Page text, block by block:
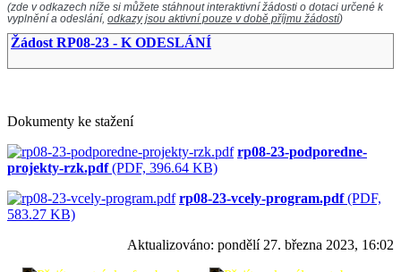
(zde v odkazech níže si můžete stáhnout interaktivní žádosti o dotaci určené k
vyplnění a odeslání, odkazy jsou aktivní pouze v době příjmu žádostí)
Žádost RP08-23 - K ODESLÁNÍ
Dokumenty ke stažení
rp08-23-podporedne-
projekty-rzk.pdf(PDF, 396.64 KB)
rp08-23-vcely-program.pdf(PDF,
583.27 KB)
Aktualizováno: pondělí 27. března 2023, 16:02